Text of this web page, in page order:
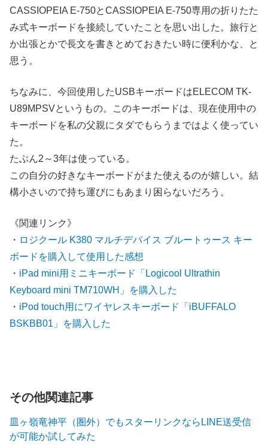
CASSIOPEIA E-750とCASSIOPEIA E-750専用の折りたた
み式キーボードを接続していたことを思い出した。旅行と
か出張とかで長文を書きとめておきたい時に便利かな、と
思う。
ちなみに、今回使用したUSBキーボードはELECOM TK-
U89MPSVというもの。このキーボードは、現在使用中の
キーボードを私の父親にタダでもらうまではよく使ってい
た。
たぶん2～3年は使っている。
この自分の好きなキーボードがまた使えるのが嬉しい。結
構小さいので持ち運びにもあまり困らないだろう。
《関連リンク》
・ ロジクール K380 マルチデバイス ブルートゥース キー
ボードを購入して使用した感想
・ iPad mini用ミニキーボード「Logicool Ultrathin
Keyboard mini TM710WH」を購入した
・ iPod touch用にワイヤレスキーボード「iBUFFALO
BSKBB01」を購入した
その他関連記事
皿ヶ嶺竜神平（圏外）でもスターリンクならLINE送受信
が可能か試してみた